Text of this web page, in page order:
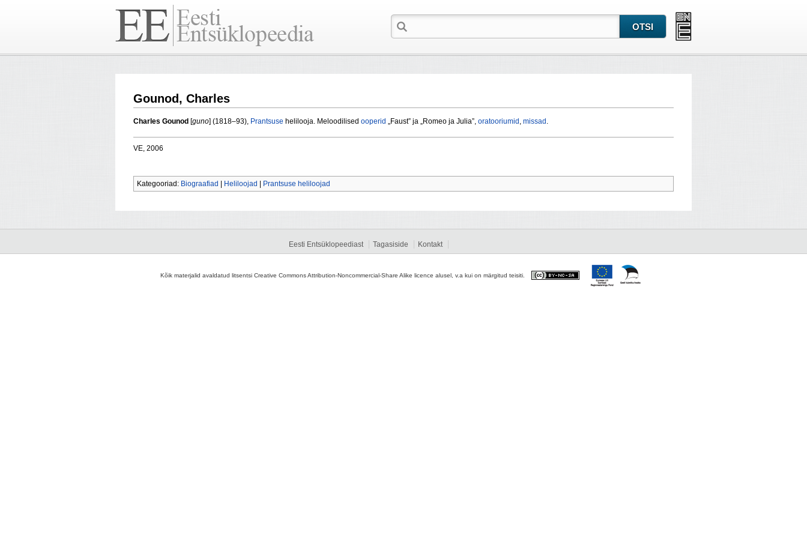
Gounod, Charles
Charles Gounod [guno] (1818–93), Prantsuse helilooja. Meloodilised ooperid „Faust” ja „Romeo ja Julia”, oratooriumid , missad .
VE, 2006
Kategooriad: Biograafiad Heliloojad Prantsuse heliloojad
Eesti Entsüklopeediast Tagasiside Kontakt
Kõik materjalid avaldatud litsentsi Creative Commons Attribution-Noncommercial-Share Alike licence alusel, v.a kui on märgitud teisiti.